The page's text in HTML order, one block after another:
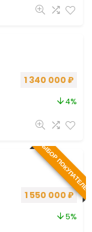
1 340 000 ₽
4%
ВЫБОР ПОКУПАТЕЛЕЙ
1 550 000 ₽
5%